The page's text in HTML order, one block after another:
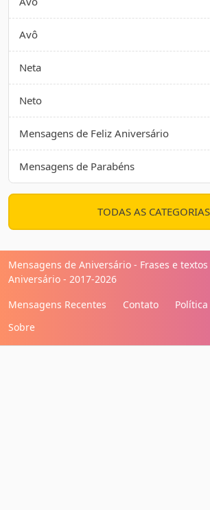
Avô
Neta
Neto
Mensagens de Feliz Aniversário
Mensagens de Parabéns
TODAS AS CATEGORIAS
Mensagens de Aniversário - Frases e
Aniversário - 2017-2026
Mensagens Recentes
Contato
Sobre